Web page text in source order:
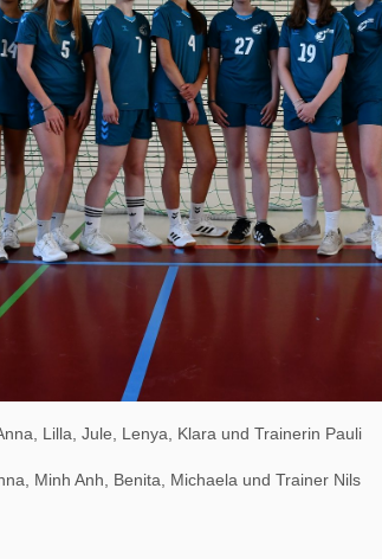
Lilla, Jule, Lenya, Klara und Trainerin Pauli
Minh Anh, Benita, Michaela und Trainer Nils